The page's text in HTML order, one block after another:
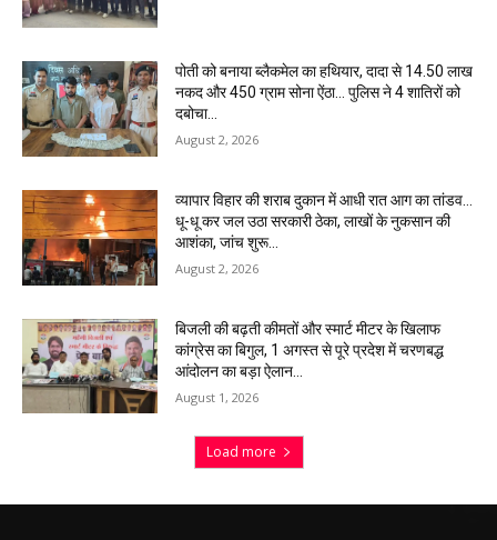
पोती को बनाया ब्लैकमेल का हथियार, दादा से 14.50 लाख
नकद और 450 ग्राम सोना ऐंठा… पुलिस ने 4 शातिरों को
दबोचा…
August 2, 2026
व्यापार विहार की शराब दुकान में आधी रात आग का तांडव…
धू-धू कर जल उठा सरकारी ठेका, लाखों के नुकसान की
आशंका, जांच शुरू…
August 2, 2026
बिजली की बढ़ती कीमतों और स्मार्ट मीटर के खिलाफ
कांग्रेस का बिगुल, 1 अगस्त से पूरे प्रदेश में चरणबद्ध
आंदोलन का बड़ा ऐलान…
August 1, 2026
Load more